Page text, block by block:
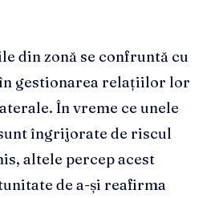
din zonă se confruntă cu
gestionarea relațiilor lor
În vreme ce unele
îngrijorate de riscul
altele percep acest
de a-și reafirma